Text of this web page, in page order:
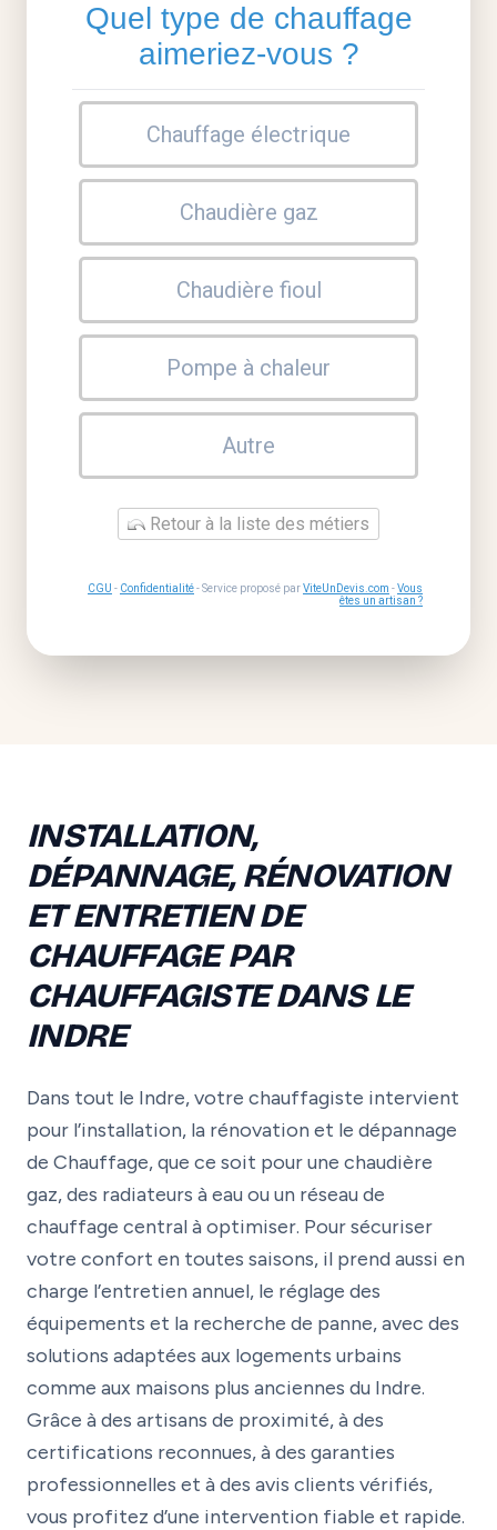
Quel type de chauffage
aimeriez-vous ?
Chauffage électrique
Chaudière gaz
Chaudière fioul
Pompe à chaleur
Autre
Retour à la liste des métiers
CGU - Confidentialité- Service proposé parViteUnDevis.com -Vous
êtes un artisan ?
INSTALLATION,
DÉPANNAGE, RÉNOVATION
ET ENTRETIEN DE
CHAUFFAGE PAR
CHAUFFAGISTE DANS LE
INDRE
Dans tout le Indre, votre chauffagiste intervient
pour l’installation, la rénovation et le dépannage
de Chauffage, que ce soit pour une chaudière
gaz, des radiateurs à eau ou un réseau de
chauffage central à optimiser. Pour sécuriser
votre confort en toutes saisons, il prend aussi en
charge l’entretien annuel, le réglage des
équipements et la recherche de panne, avec des
solutions adaptées aux logements urbains
comme aux maisons plus anciennes du Indre.
Grâce à des artisans de proximité, à des
certifications reconnues, à des garanties
professionnelles et à des avis clients vérifiés,
vous profitez d’une intervention fiable et rapide.